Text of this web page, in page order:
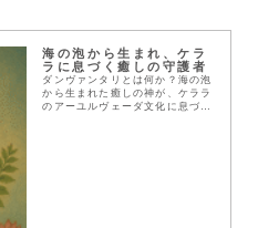
海の泡から生まれ、ケラ
ラに息づく癒しの守護者
ダンヴァンタリとは何か？海の泡
から生まれた癒しの神が、ケララ
のアーユルヴェーダ文化に息づく